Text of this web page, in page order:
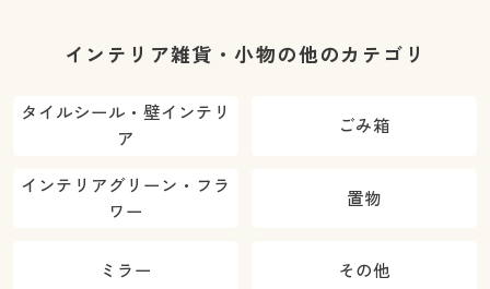
インテリア雑貨・小物の他のカテゴリ
タイルシール・壁インテリ
ア
ごみ箱
インテリアグリーン・フラ
ワー
置物
ミラー その他